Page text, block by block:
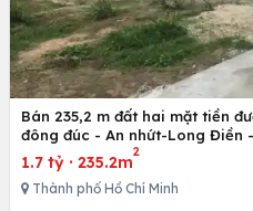
Bán 235,2 m đất hai mặt tiền
đông đúc - An nhứt-Long Điền
1.7 tỷ · 235.2m
2
Thành phố Hồ Chí Minh